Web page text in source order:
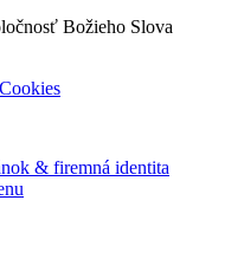
Božieho Slova
& firemná identita